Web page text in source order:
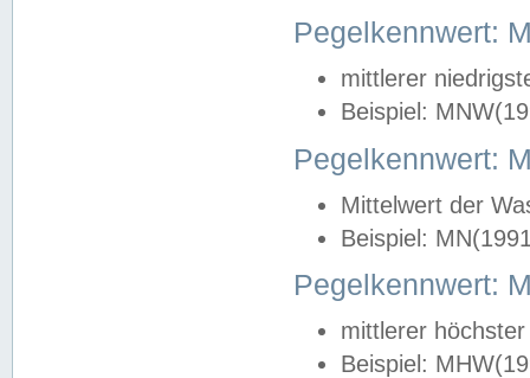
Pegelkennwert:
mittlerer
Beispiel:
Pegelkennwert:
Mittelwert der
Beispiel:
Pegelkennwert:
mittlerer
Beispiel: